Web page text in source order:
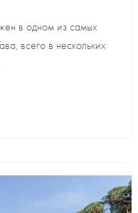
в одном из самых
всего в нескольких